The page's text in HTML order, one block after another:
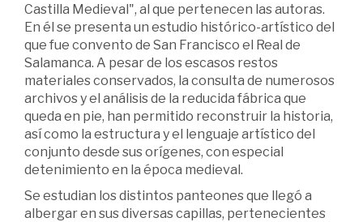
Castilla Medieval", al que pertenecen las autoras.
En él se presenta un estudio histórico-artístico del
que fue convento de San Francisco el Real de
Salamanca. A pesar de los escasos restos
materiales conservados, la consulta de numerosos
archivos y el análisis de la reducida fábrica que
queda en pie, han permitido reconstruir la historia,
así como la estructura y el lenguaje artístico del
conjunto desde sus orígenes, con especial
detenimiento en la época medieval.
Se estudian los distintos panteones que llegó a
albergar en sus diversas capillas, pertenecientes